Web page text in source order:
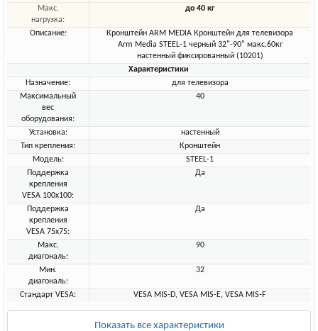
Макс.
нагрузка:
до 40 кг
Описание:
Кронштейн ARM MEDIA Кронштейн для телевизора
Arm Media STEEL-1 черный 32"-90" макс.60кг
настенный фиксированный (10201)
Характеристики
Назначение:
для телевизора
Максимальный
вес
оборудования:
40
Установка:
настенный
Тип крепления:
Кронштейн
Модель:
STEEL-1
Поддержка
крепления
VESA 100х100:
Да
Поддержка
крепления
VESA 75х75:
Да
Макс.
диагональ:
90
Мин.
диагональ:
32
Стандарт VESA: VESA MIS-D, VESA MIS-E, VESA MIS-F
Показать все характеристики